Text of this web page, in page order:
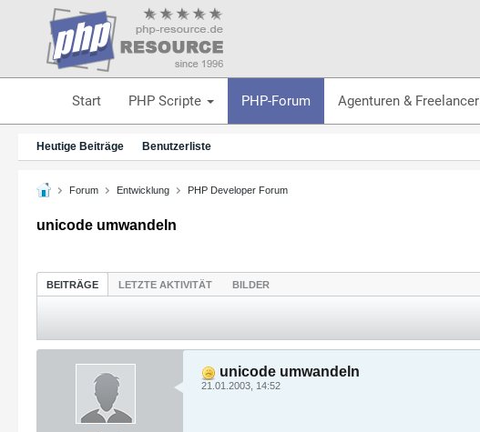
Start PHP Scripte PHP-Forum Agenturen & Freelancer
Heutige Beiträge Benutzerliste
Forum Entwicklung PHP Developer Forum
unicode umwandeln
BEITRÄGE LETZTE AKTIVITÄT BILDER
unicode umwandeln
21.01.2003, 14:52